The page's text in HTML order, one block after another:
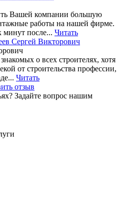
Вашей компании большую
работы на нашей фирме.
минут после... Читать
о всех строителях, хотя
от строительства профессии,
Читать
отзыв
Задайте вопрос нашим